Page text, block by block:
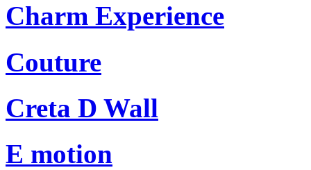
Charm Experience
Couture
Creta D Wall
E motion